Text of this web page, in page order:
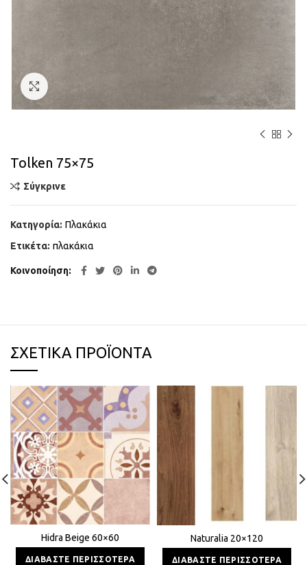
Κάντε κλικ για μεγέθυνση
Tolken 75×75
Σύγκρινε
Κατηγορία: Πλακάκια
Ετικέτα: πλακάκια
Κοινοποίηση
ΣΧΕΤΙΚΆ ΠΡΟΪΌΝΤΑ
Hidra Beige 60×60
ΔΙΑΒΆΣΤΕ ΠΕΡΙΣΣΌΤΕΡΑ
Naturalia 20×120
ΔΙΑΒΆΣΤΕ ΠΕΡΙΣΣΌΤΕΡΑ